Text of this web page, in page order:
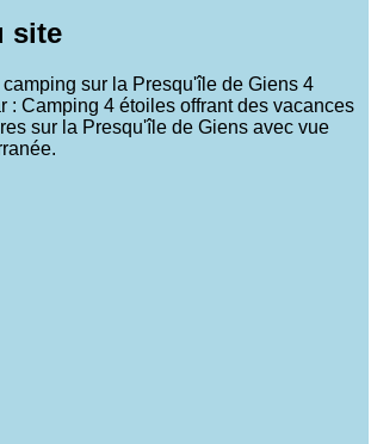
site
sur la Presqu'île de Giens 4
: Camping 4 étoiles offrant des vacances
sur la Presqu'île de Giens avec vue